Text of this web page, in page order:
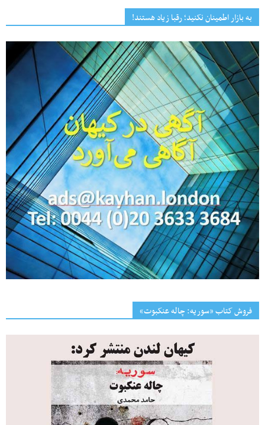
به بازار اطمینان نکنید؛ رقبا زیاد هستند!
فروش کتاب «سوریه: چاله عنکبوت»